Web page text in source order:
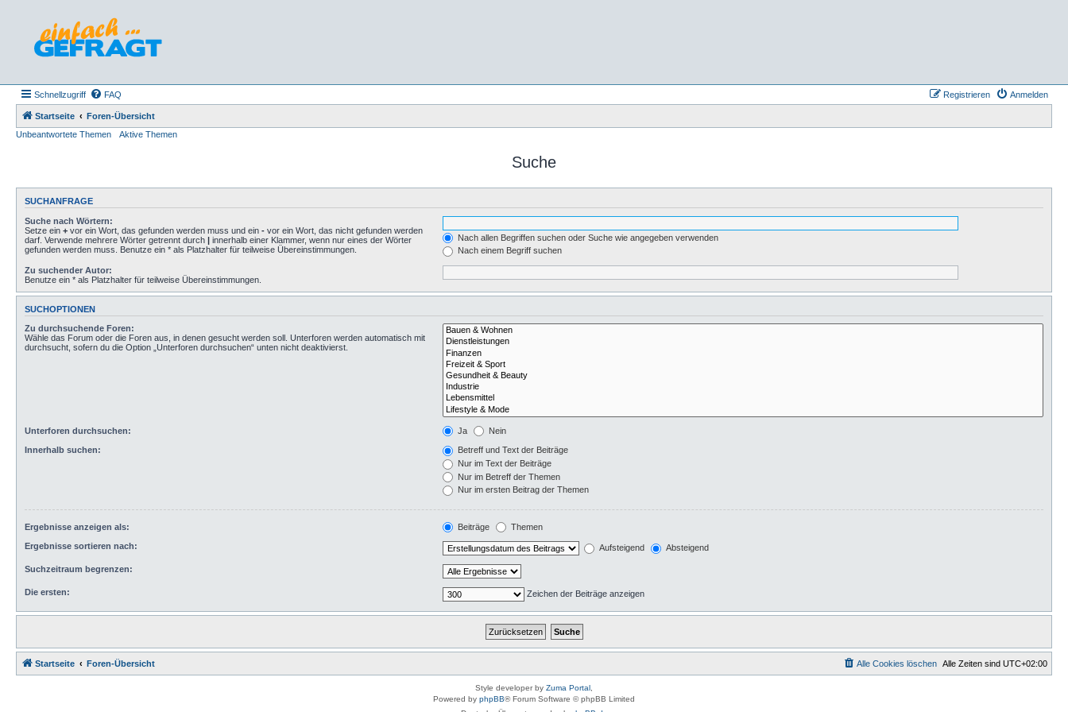
Schnellzugriff FAQ Anmelden
Registrieren
Startseite
Foren-Übersicht
Unbeantwortete Themen
Aktive Themen
Suche
SUCHANFRAGE
Suche nach Wörtern:
Setze ein + vor ein Wort, das gefunden werden muss und ein - vor ein Wort, das nicht gefunden werden
darf. Verwende mehrere Wörter getrennt durch | innerhalb einer Klammer, wenn nur eines der Wörter
gefunden werden muss. Benutze ein * als Platzhalter für teilweise Übereinstimmungen.
Nach allen Begriffen suchen oder Suche wie angegeben verwenden
Nach einem Begriff suchen
Zu suchender Autor:
Benutze ein * als Platzhalter für teilweise Übereinstimmungen.
SUCHOPTIONEN
Zu durchsuchende Foren:
Wähle das Forum oder die Foren aus, in denen gesucht werden soll. Unterforen werden automatisch mit
durchsucht, sofern du die Option „Unterforen durchsuchen“ unten nicht deaktivierst.
Unterforen durchsuchen: Ja Nein
Innerhalb suchen:
Betreff und Text der Beiträge
Nur im Text der Beiträge
Nur im Betreff der Themen
Nur im ersten Beitrag der Themen
Ergebnisse anzeigen als: Beiträge Themen
Ergebnisse sortieren nach: Aufsteigend Absteigend
Suchzeitraum begrenzen:
Die ersten: Zeichen der Beiträge anzeigen
Startseite Foren-Übersicht Alle Zeiten sind UTC+02:00
Alle Cookies löschen
Style developer by Zuma Portal ,
Powered by phpBB® Forum Software © phpBB Limited